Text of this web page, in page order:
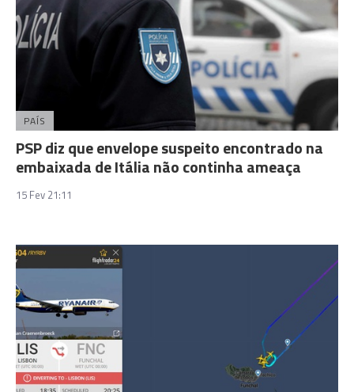
PAÍS
PSP diz que envelope suspeito encontrado na
embaixada de Itália não continha ameaça
15 Fev 21:11